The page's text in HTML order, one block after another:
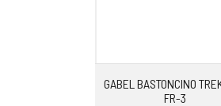
GABEL BASTONCINO
FR-3